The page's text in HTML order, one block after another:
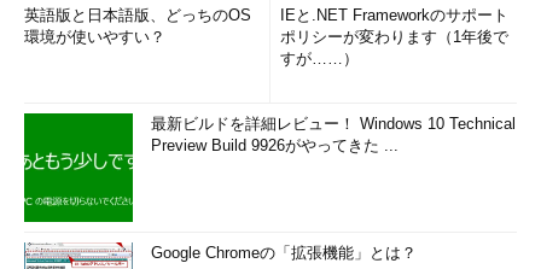
英語版と日本語版、どっちのOS
環境が使いやすい？
IEと.NET Frameworkのサポート
ポリシーが変わります（1年後で
すが……）
最新ビルドを詳細レビュー！ Windows 10 Technical
Preview Build 9926がやってきた ...
Google Chromeの「拡張機能」とは？